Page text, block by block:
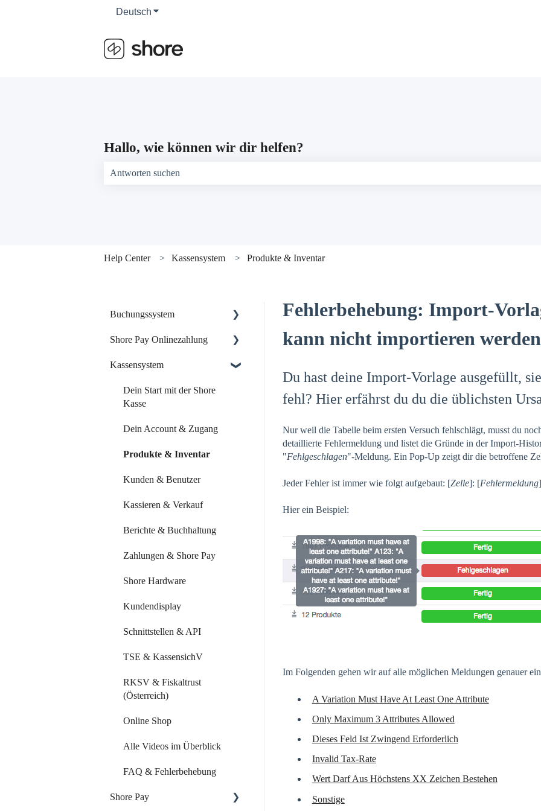
Deutsch Untermenü für Übersetzungen anzeigen
Hallo, wie können wir dir helfen?
Help Center Kassensystem Produkte & Inventar
Fehlerbehebung: Import-
kann nicht importieren werden
Du hast deine Import-Vorlage ausgefüllt,
fehl? Hier erfährst du du die üblichsten
Nur weil die Tabelle beim ersten Versuch fehlschlägt, musst du
detaillierte Fehlermeldung und listet die Gründe in der Import-
"Fehlgeschlagen"-Meldung. Ein Pop-Up zeigt dir die betroffene
Jeder Fehler ist immer wie folgt aufgebaut: [Zelle]: [Fehlermeldung]
Hier ein Beispiel:
Im Folgenden gehen wir auf alle möglichen Meldungen genauer
A Variation Must Have At Least One Attribute
Only Maximum 3 Attributes Allowed
Dieses Feld Ist Zwingend Erforderlich
Invalid Tax-Rate
Wert Darf Aus Höchstens XX Zeichen Bestehen
Sonstige
Buchungssystem
Dein Start mit Shore
Dein Account & Zugang
Kalender & Termine
Plattformen
Systemeinstellungen
Leistungen & Kurse
Mitarbeiter & Ressourcen
Kundenverwaltung
Kundenkommunikation
Auswertungen
Marketing Funktionen
Alle Videos im Überblick
Shore Pay Onlinezahlung
Einrichtung & Aktivierung
Zahlungsoptionen &
Funktionen
Kassensystem
Dein Start mit der Shore
Kasse
Dein Account & Zugang
Produkte & Inventar
Kunden & Benutzer
Kassieren & Verkauf
Berichte & Buchhaltung
Zahlungen & Shore Pay
Shore Hardware
Kundendisplay
Schnittstellen & API
TSE & KassensichV
RKSV & Fiskaltrust
(Österreich)
Online Shop
Alle Videos im Überblick
FAQ & Fehlerbehebung
Shore Pay